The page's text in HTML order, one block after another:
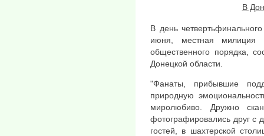
В
В день
июня, местная милиция
общественного порядка,
Донецкой области.
"Фанаты, прибывшие
природную
миролюбиво. Дружно
фотографировались друг с
гостей, в шахтерской